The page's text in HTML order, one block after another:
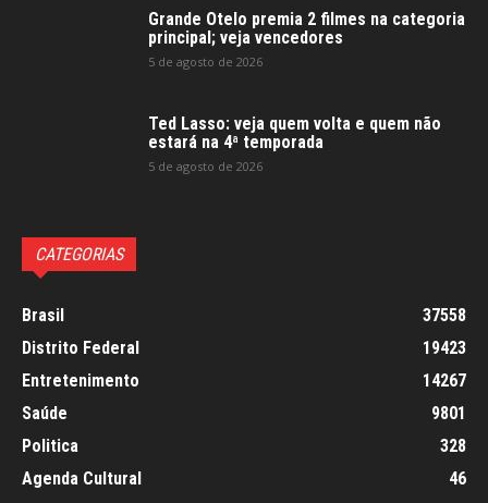
Grande Otelo premia 2 filmes na categoria
principal; veja vencedores
5 de agosto de 2026
Ted Lasso: veja quem volta e quem não
estará na 4ª temporada
5 de agosto de 2026
CATEGORIAS
Brasil
37558
Distrito Federal
19423
Entretenimento
14267
Saúde
9801
Politica
328
Agenda Cultural
46